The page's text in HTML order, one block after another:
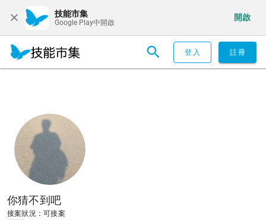
技能市集
Google Play中開啟
開啟
登入 註冊
你猜不到吧
接案狀況：可接案